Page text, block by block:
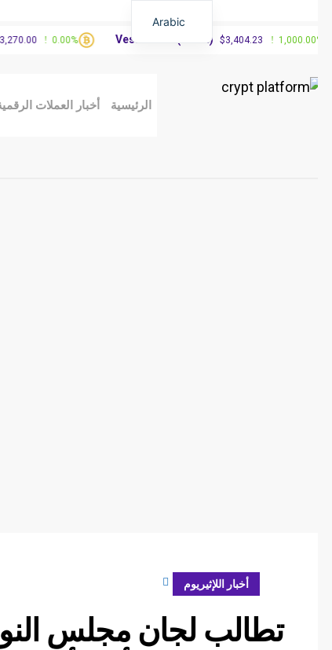
الرئيسية أخبار العملات الرقمية
أخبار اللإثيريوم مارس 26, 2024
تطالب لجان مجلس
0.00% Vested XOR(VXOR) $3,404.23 1,000.00%
Arabic